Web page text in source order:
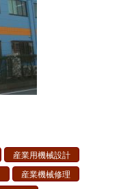
産業用機械設計
産業機械修理